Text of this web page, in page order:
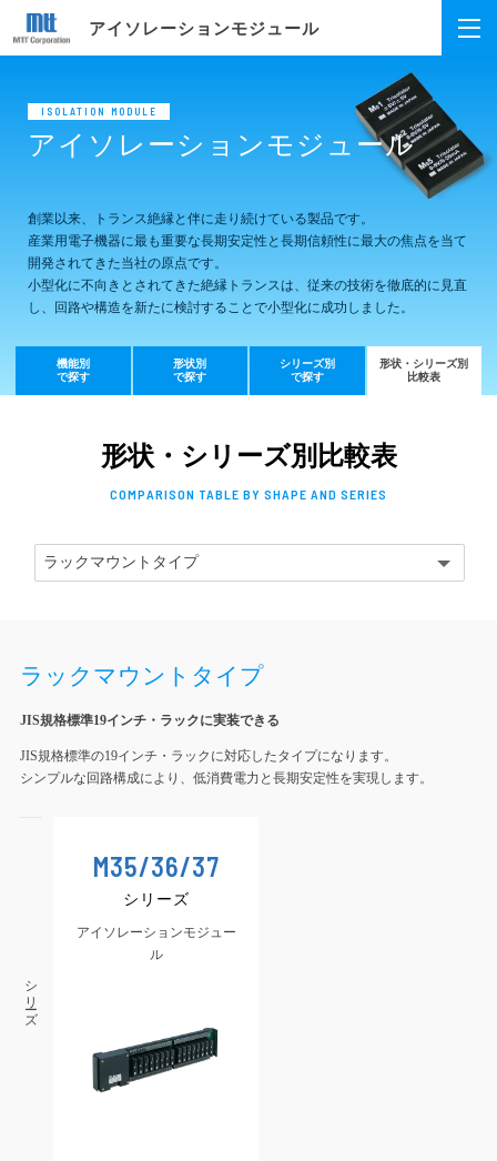
アイソレーションモジュール
ISOLATION MODULE
アイソレーションモジュール
創業以来、トランス絶縁と伴に走り続けている製品です。
産業用電子機器に最も重要な長期安定性と長期信頼性に最大の焦点を当て
開発されてきた当社の原点です。
小型化に不向きとされてきた絶縁トランスは、従来の技術を徹底的に見直
し、
回路や構造を新たに検討することで小型化に成功しました。
機能別
で探す
形状別
で探す
シリーズ別
で探す
形状・シリーズ別
比較表
形状・シリーズ別比較表
COMPARISON TABLE BY SHAPE AND SERIES
ラックマウントタイプ
JIS規格標準19インチ・ラックに実装できる
JIS規格標準の19インチ・ラックに対応したタイプになります。
シンプルな回路構成により、低消費電力と長期安定性を実現します。
シリーズ
M35/36/37
シリーズ
アイソレーションモジュー
ル